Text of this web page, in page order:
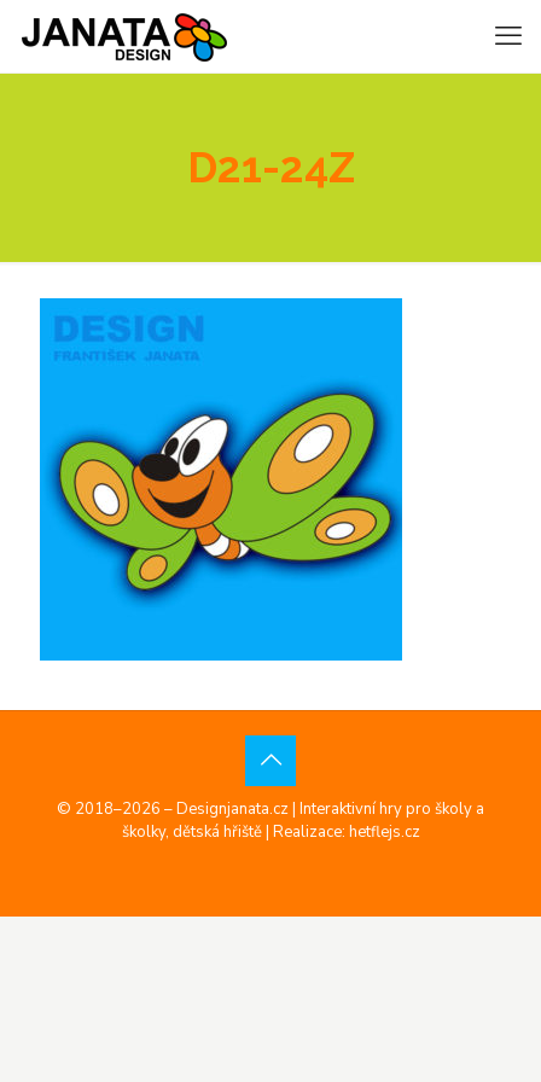
D21-24Z
© 2018–2026 – Designjanata.cz | Interaktivní hry pro školy a
školky, dětská hřiště | Realizace: hetflejs.cz